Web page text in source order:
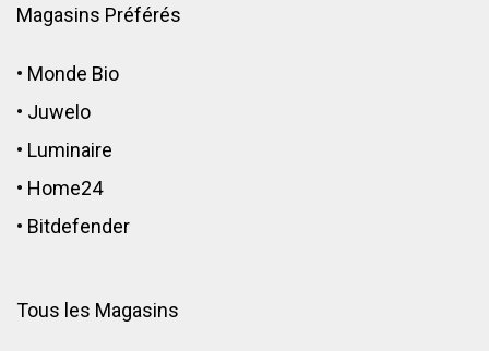
Magasins Préférés
• Monde Bio
• Juwelo
• Luminaire
• Home24
• Bitdefender
Tous les Magasins